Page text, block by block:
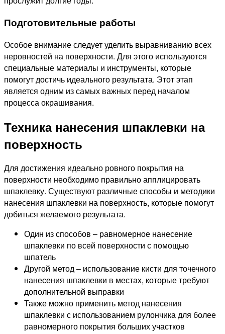
Подготовительные работы
Особое внимание следует уделить выравниванию всех
неровностей на поверхности. Для этого используются
специальные материалы и инструменты, которые
помогут достичь идеального результата. Этот этап
является одним из самых важных перед началом
процесса окрашивания.
Техника нанесения шпаклевки на
поверхность
Для достижения идеально ровного покрытия на
поверхности необходимо правильно апплицировать
шпаклевку. Существуют различные способы и методики
нанесения шпаклевки на поверхность, которые помогут
добиться желаемого результата.
Один из способов – равномерное нанесение
шпаклевки по всей поверхности с помощью
шпатель
Другой метод – использование кисти для точечного
нанесения шпаклевки в местах, которые требуют
дополнительной выправки
Также можно применить метод нанесения
шпаклевки с использованием рулончика для более
равномерного покрытия больших участков